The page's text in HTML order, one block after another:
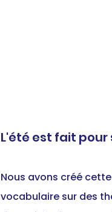
L'été est fait
Nous avons créé
vocabulaire sur des